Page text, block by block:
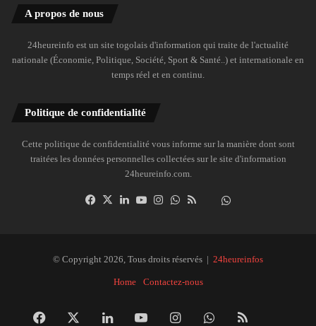
A propos de nous
24heureinfo est un site togolais d'information qui traite de l'actualité
nationale (Économie, Politique, Société, Sport & Santé..) et internationale en
temps réel et en continu.
Politique de confidentialité
Cette politique de confidentialité vous informe sur la manière dont sont
traitées les données personnelles collectées sur le site d'information
24heureinfo.com.
Facebook
X LinkedinYouTubeInstagramWhatsAppDailymotion
© Copyright 2026, Tous droits réservés | 24heureinfos
Home Contactez-nous
Facebook LinkedinYouTubeInstagramWhatsApp
RSS